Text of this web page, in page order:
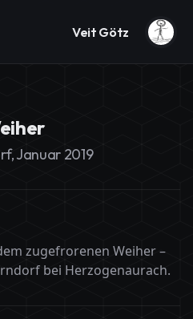
Veit Götz
Januar 2019
zugefrorenen Weiher –
bei Herzogenaurach.